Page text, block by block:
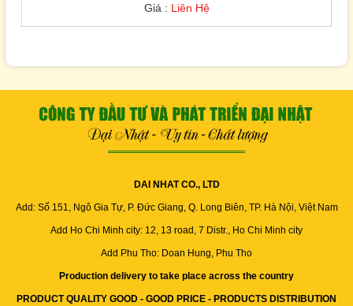
Giá : Liên Hệ
DAI NHAT CO., LTD
Add: Số 151, Ngô Gia Tự, P. Đức Giang, Q. Long Biên, TP. Hà Nội, Việt Nam
Add Ho Chi Minh city: 12, 13 road, 7 Distr., Ho Chi Minh city
Add Phu Tho: Doan Hung, Phu Tho
Production delivery to take place across the country
PRODUCT QUALITY GOOD - GOOD PRICE - PRODUCTS DISTRIBUTION